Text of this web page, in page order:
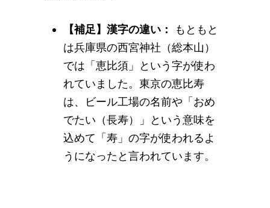
【補足】漢字の違い：
もともと
は兵庫県の西宮神社（総本山）
では「恵比須」という字が使わ
れていました。東京の恵比寿
は、ビール工場の名前や「おめ
でたい（長寿）」という意味を
込めて「寿」の字が使われるよ
うになったと言われています。